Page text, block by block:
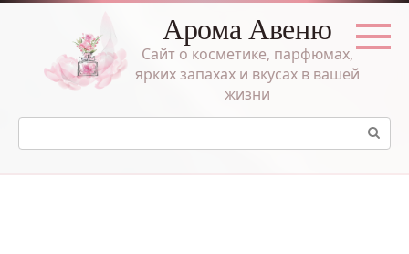
Перейти
Арома Авеню
Сайт о косметике, парфюмах,
ярких запахах и вкусах в вашей
жизни
Поиск: